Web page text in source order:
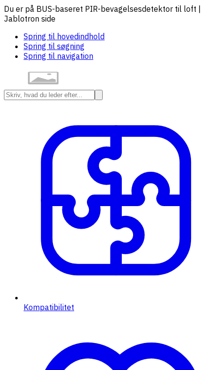
Du er på BUS-baseret PIR-bevagelsesdetektor til loft |
Jablotron side
Spring til hovedindhold
Spring til søgning
Spring til navigation
Kompatibilitet